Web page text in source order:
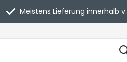
Meistens Lieferung innerhalb von 3 Tagen